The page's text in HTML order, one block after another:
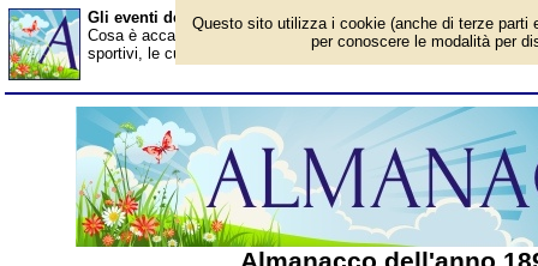
Gli eventi dell'anno 1893
Cosa è accaduto nel 1893? Ecco gli avvenimenti in Italia e
sportivi, le curiosità. Scopri i personaggi famosi. Per conoscere
Questo sito utilizza i cookie (anche di terze parti
per conoscere le modalità per